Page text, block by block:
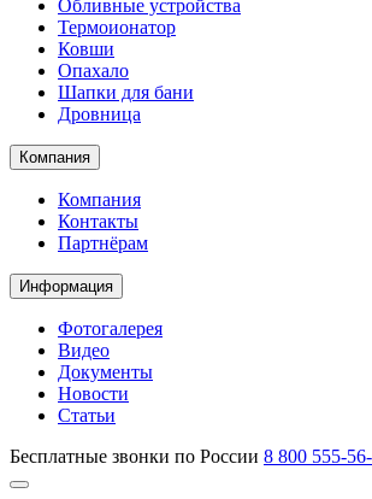
Обливные устройства
Термоионатор
Ковши
Опахало
Шапки для бани
Дровница
Компания
Компания
Контакты
Партнёрам
Информация
Фотогалерея
Видео
Документы
Новости
Статьи
Бесплатные звонки по России 8 800 555-